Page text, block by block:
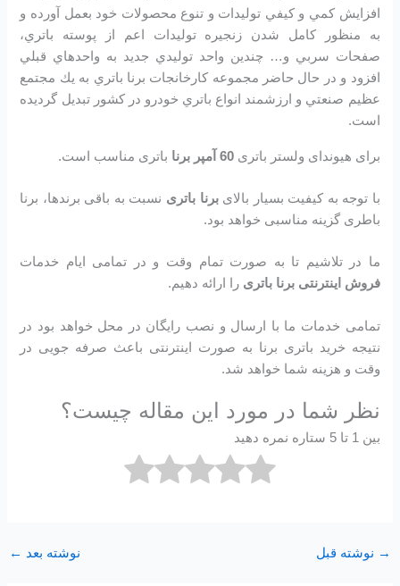
افزايش كمي و كيفي توليدات و تنوع محصولات خود بعمل آورده و
به منظور كامل شدن زنجيره توليدات اعم از پوسته باتري،
صفحات سربي و… چندين واحد توليدي جديد به واحدهاي قبلي
افزود و در حال حاضر مجموعه كارخانجات برنا باتري به يك مجتمع
عظيم صنعتي و ارزشمند انواع باتري خودرو در کشور تبديل گرديده
است.
برای هیوندای ولستر باتری60 آمپر برنا باتری مناسب است.
با توجه به کیفیت بسیار بالایبرنا باتری نسبت به باقی برندها، برنا
باطری گزینه مناسبی خواهد بود.
ما در تلاشیم تا به صورت تمام وقت و در تمامی ایام خدمات
فروش اینترنتی برنا باتری را ارائه دهیم.
تمامی خدمات ما با ارسال و نصب رایگان در محل خواهد بود در
نتیجه خرید باتری برنا به صورت اینترنتی باعث صرفه جویی در
وقت و هزینه شما خواهد شد.
نظر شما در مورد این مقاله چیست؟
بین 1 تا 5 ستاره نمره دهید
→ نوشته قبل نوشته بعد ←